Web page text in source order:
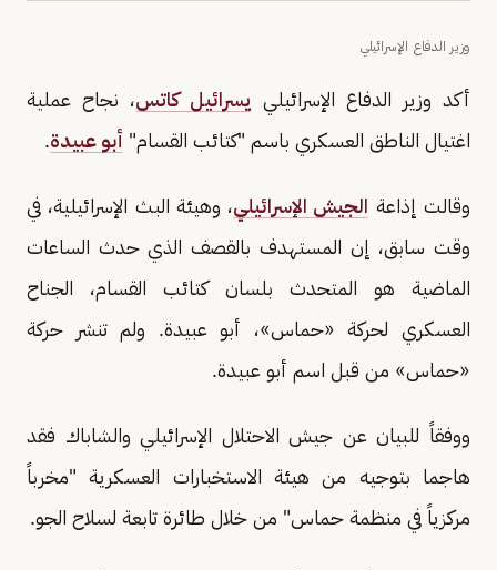
وزير الدفاع الإسرائيلي
أكد وزير الدفاع الإسرائيلي يسرائيل كاتس، نجاح عملية
اغتيال الناطق العسكري باسم "كتائب القسام" أبو عبيدة.
وقالت إذاعة الجيش الإسرائيلي، وهيئة البث الإسرائيلية، في
وقت سابق، إن المستهدف بالقصف الذي حدث الساعات
الماضية هو المتحدث بلسان كتائب القسام، الجناح
العسكري لحركة «حماس»، أبو عبيدة. ولم تنشر حركة
«حماس» من قبل اسم أبو عبيدة.
ووفقاً للبيان عن جيش الاحتلال الإسرائيلي والشاباك فقد
هاجما بتوجيه من هيئة الاستخبارات العسكرية "مخرباً
مركزياً في منظمة حماس" من خلال طائرة تابعة لسلاح الجو.